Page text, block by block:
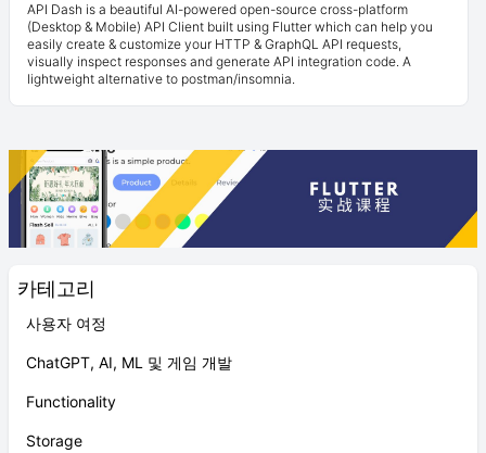
카테고리
사용자 여정
ChatGPT, AI, ML 및 게임 개발
Functionality
Storage
API Dash is a beautiful AI-powered open-source cross-platform
(Desktop & Mobile) API Client built using Flutter which can help you
easily create & customize your HTTP & GraphQL API requests,
visually inspect responses and generate API integration code. A
lightweight alternative to postman/insomnia.